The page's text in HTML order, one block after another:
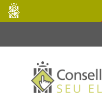
Salta al contingut principal
Consell
de
Mallorca